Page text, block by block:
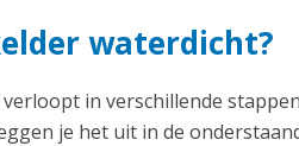
waterdicht?
in verschillende
je het uit in de